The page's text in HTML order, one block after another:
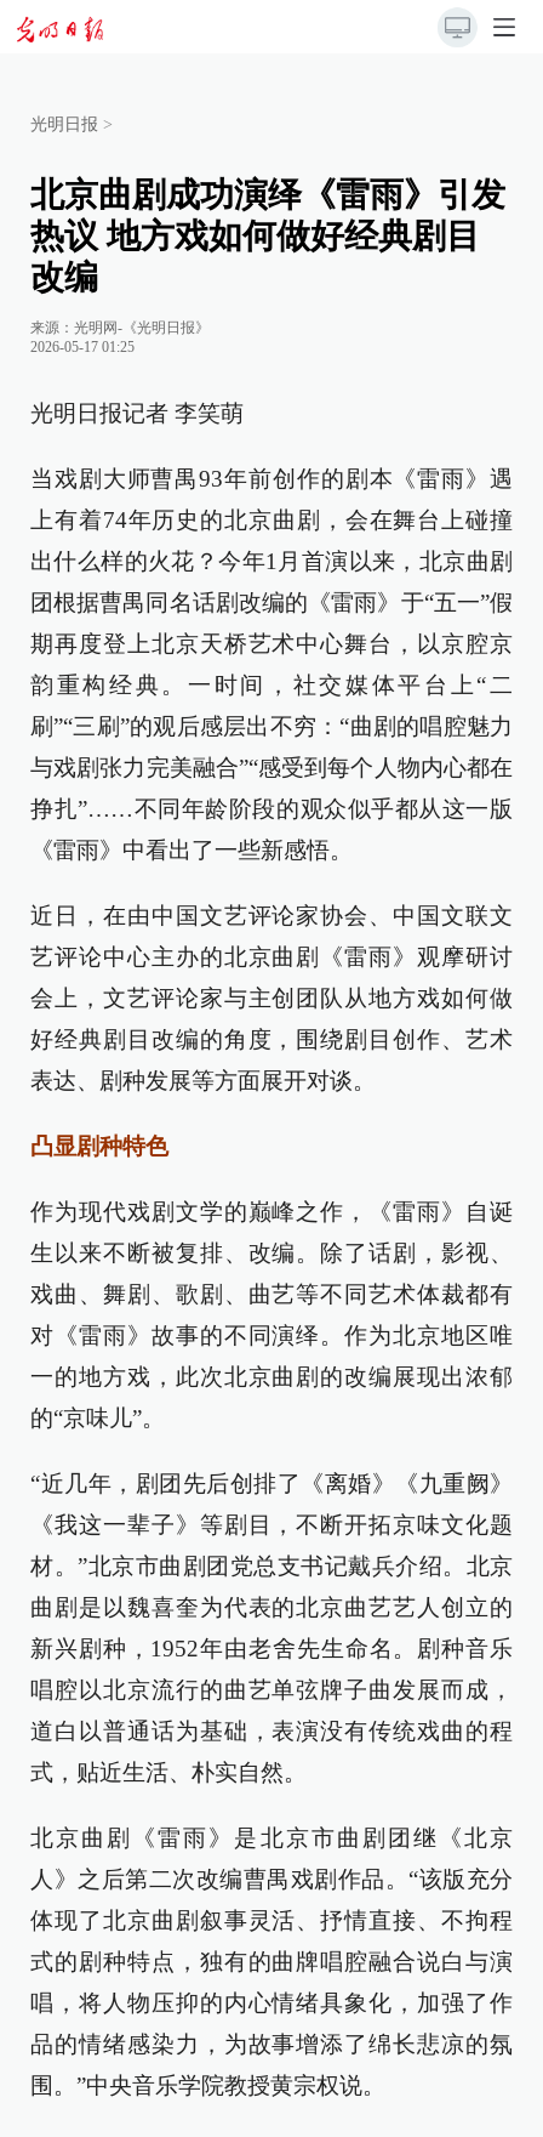
光明日报 >
北京曲剧成功演绎《雷雨》引发
热议 地方戏如何做好经典剧目
改编
来源： 光明网-《光明日报》
2026-05-17 01:25
光明日报记者 李笑萌
当戏剧大师曹禺93年前创作的剧本《雷雨》遇
上有着74年历史的北京曲剧，会在舞台上碰撞
出什么样的火花？今年1月首演以来，北京曲剧
团根据曹禺同名话剧改编的《雷雨》于“五一”假
期再度登上北京天桥艺术中心舞台，以京腔京
韵重构经典。一时间，社交媒体平台上“二
刷”“三刷”的观后感层出不穷：“曲剧的唱腔魅力
与戏剧张力完美融合”“感受到每个人物内心都在
挣扎”……不同年龄阶段的观众似乎都从这一版
《雷雨》中看出了一些新感悟。
近日，在由中国文艺评论家协会、中国文联文
艺评论中心主办的北京曲剧《雷雨》观摩研讨
会上，文艺评论家与主创团队从地方戏如何做
好经典剧目改编的角度，围绕剧目创作、艺术
表达、剧种发展等方面展开对谈。
凸显剧种特色
作为现代戏剧文学的巅峰之作，《雷雨》自诞
生以来不断被复排、改编。除了话剧，影视、
戏曲、舞剧、歌剧、曲艺等不同艺术体裁都有
对《雷雨》故事的不同演绎。作为北京地区唯
一的地方戏，此次北京曲剧的改编展现出浓郁
的“京味儿”。
“近几年，剧团先后创排了《离婚》《九重阙》
《我这一辈子》等剧目，不断开拓京味文化题
材。”北京市曲剧团党总支书记戴兵介绍。北京
曲剧是以魏喜奎为代表的北京曲艺艺人创立的
新兴剧种，1952年由老舍先生命名。剧种音乐
唱腔以北京流行的曲艺单弦牌子曲发展而成，
道白以普通话为基础，表演没有传统戏曲的程
式，贴近生活、朴实自然。
北京曲剧《雷雨》是北京市曲剧团继《北京
人》之后第二次改编曹禺戏剧作品。“该版充分
体现了北京曲剧叙事灵活、抒情直接、不拘程
式的剧种特点，独有的曲牌唱腔融合说白与演
唱，将人物压抑的内心情绪具象化，加强了作
品的情绪感染力，为故事增添了绵长悲凉的氛
围。”中央音乐学院教授黄宗权说。